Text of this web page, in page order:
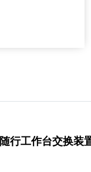
工作台交换装